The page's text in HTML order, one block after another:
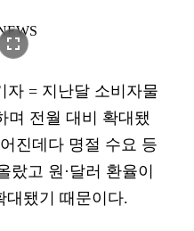
fullscreen
자 = 지난달 소비자물
며 전월 대비 확대됐
진데다 명절 수요 등
고 원·달러 환율이
대됐기 때문이다.